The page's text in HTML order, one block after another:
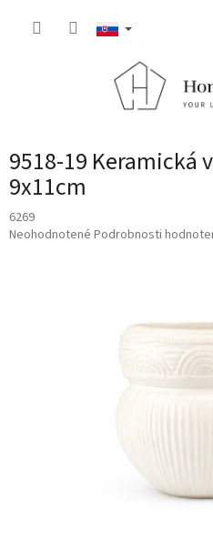
9518-19 Keramická
9x11cm
6269
Priemerné
Neohodnotené Podrobnosti